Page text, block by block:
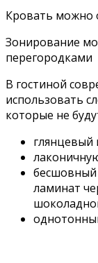
Кровать можно
Зонирование
перегородками
В гостиной
использовать
которые не
глянцевый
бесшовный
ламинат